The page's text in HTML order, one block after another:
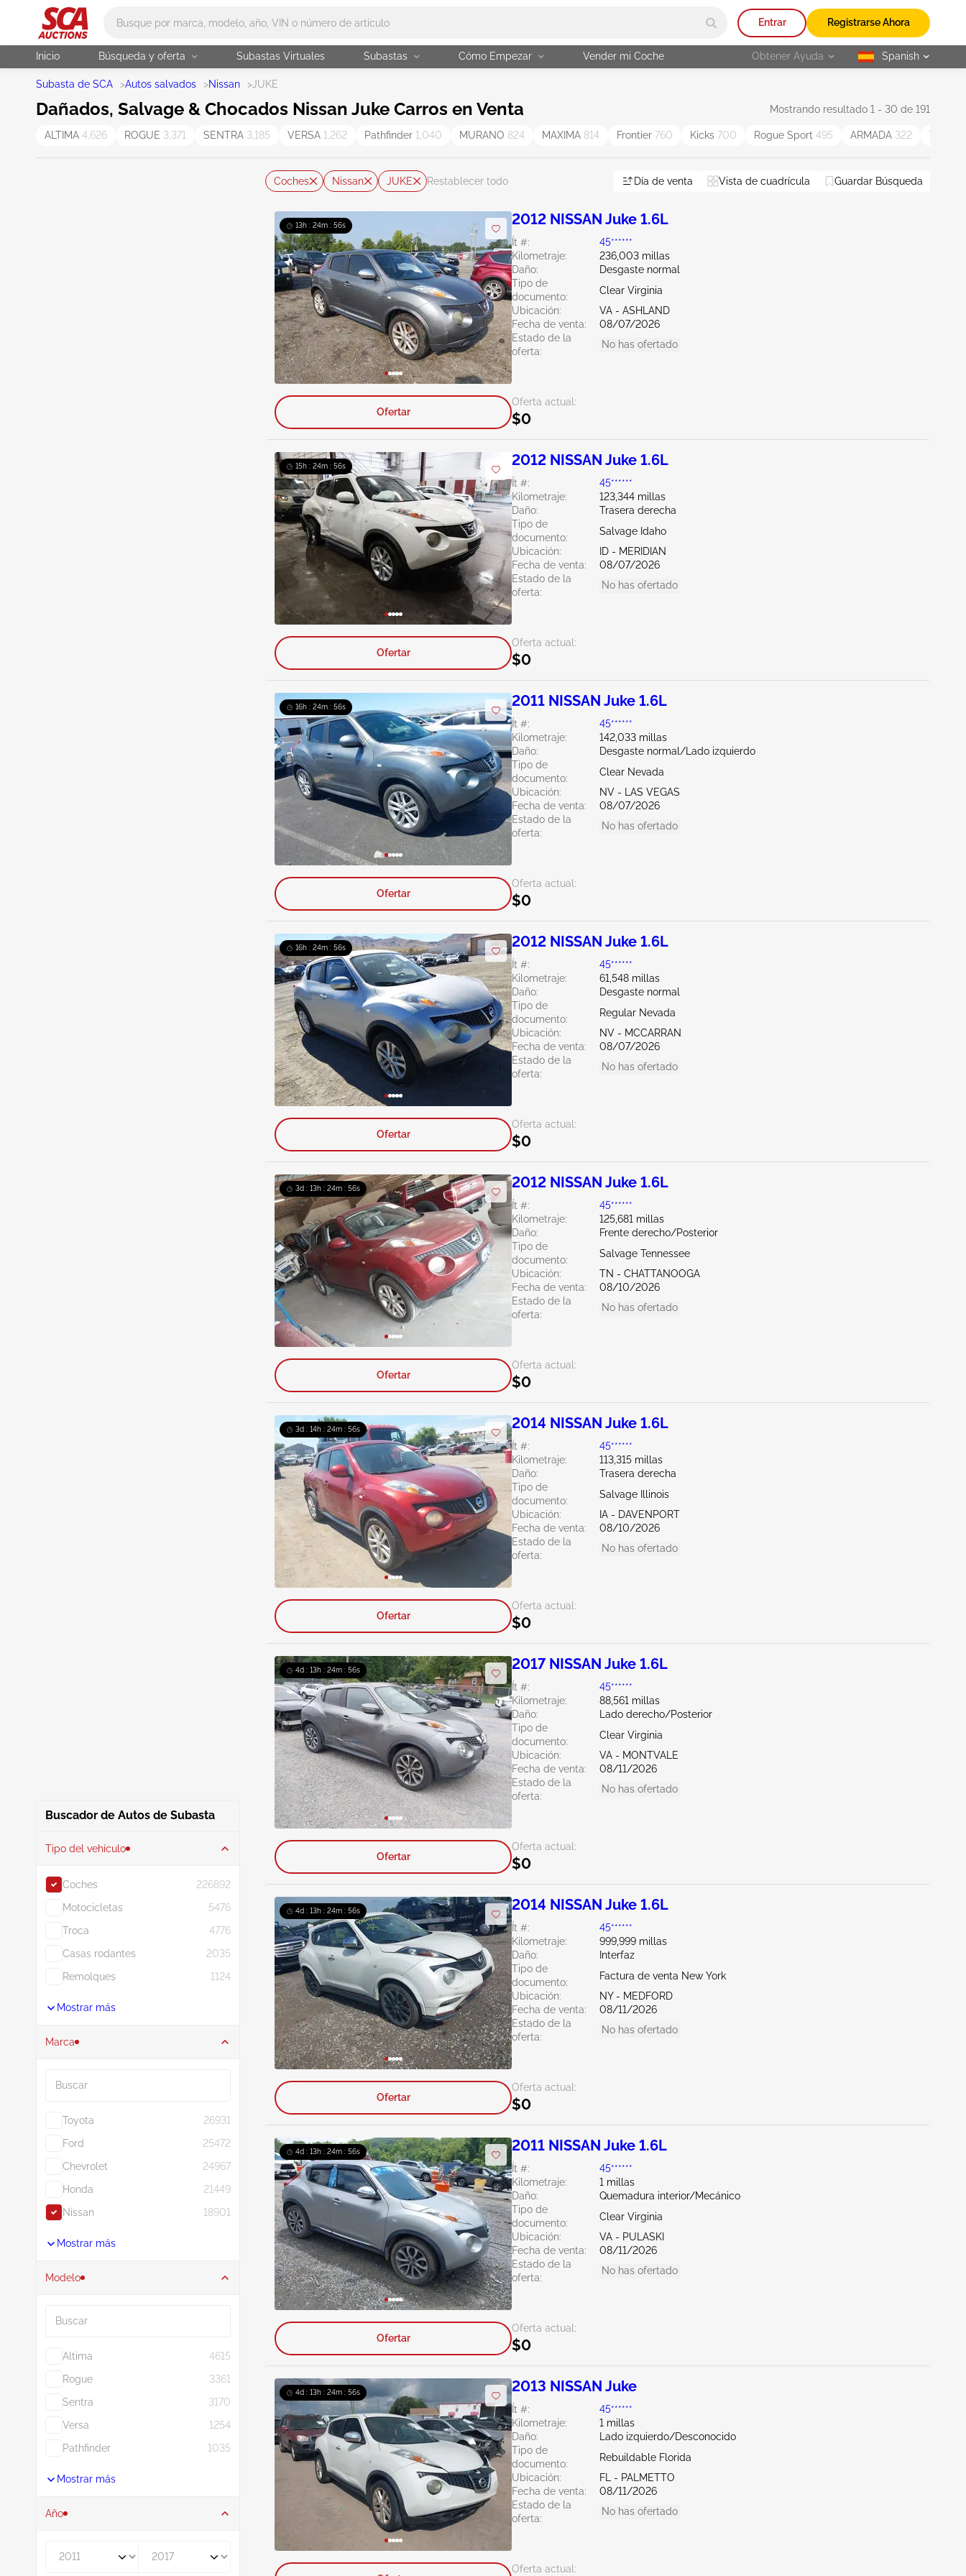
Entrar Registrarse Ahora
Inicio Búsqueda y oferta Subastas Virtuales Subastas Cómo Empezar Vender mi Coche Obtener Ayuda selected
Spanish
Subasta de SCA >Autos salvados >Nissan > JUKE
Dañados, Salvage & Chocados Nissan Juke Carros en Venta Mostrando resultado 1 - 30 de 191
ALTIMA 4,626 ROGUE 3,371 SENTRA 3,185 VERSA 1,262 Pathfinder 1,040 MURANO 824 MAXIMA 814 Frontier 760 Kicks 700 Rogue Sport 495 ARMADA 322 Titan
Buscador de Autos de Subasta
Tipo del vehículo
Coches
226892
Motocicletas
5476
Troca
4776
Casas rodantes
2035
Remolques
1124
Mostrar más
Marca
Toyota
26931
Ford
25472
Chevrolet
24967
Honda
21449
Nissan
18901
Mostrar más
Modelo
Altima
4615
Rogue
3361
Sentra
3170
Versa
1254
Pathfinder
1035
Mostrar más
Año
Coches Nissan JUKE Restablecer todo Día de venta Vista de cuadrícula Guardar Búsqueda
13h : 24m : 55s 2012 NISSAN Juke 1.6L
Ít #:
45******
Kilometraje:
236,003 millas
Daño:
Desgaste normal
Tipo de
documento:
Clear Virginia
Ubicación:
VA - ASHLAND
Fecha de venta:
08/07/2026
Estado de la
oferta:
No has ofertado
Oferta actual:
$0
Ofertar
15h : 24m : 55s 2012 NISSAN Juke 1.6L
Ít #:
45******
Kilometraje:
123,344 millas
Daño:
Trasera derecha
Tipo de
documento:
Salvage Idaho
Ubicación:
ID - MERIDIAN
Fecha de venta:
08/07/2026
Estado de la
oferta:
No has ofertado
Oferta actual:
$0
Ofertar
16h : 24m : 55s 2011 NISSAN Juke 1.6L
Ít #:
45******
Kilometraje:
142,033 millas
Daño:
Desgaste normal/Lado izquierdo
Tipo de
documento:
Clear Nevada
Ubicación:
NV - LAS VEGAS
Fecha de venta:
08/07/2026
Estado de la
oferta:
No has ofertado
Oferta actual:
$0
Ofertar
16h : 24m : 55s 2012 NISSAN Juke 1.6L
Ít #:
45******
Kilometraje:
61,548 millas
Daño:
Desgaste normal
Tipo de
documento:
Regular Nevada
Ubicación:
NV - MCCARRAN
Fecha de venta:
08/07/2026
Estado de la
oferta:
No has ofertado
Oferta actual:
$0
Ofertar
3d : 13h : 24m : 55s 2012 NISSAN Juke 1.6L
Ít #:
45******
Kilometraje:
125,681 millas
Daño:
Frente derecho/Posterior
Tipo de
documento:
Salvage Tennessee
Ubicación:
TN - CHATTANOOGA
Fecha de venta:
08/10/2026
Estado de la
oferta:
No has ofertado
Oferta actual:
$0
Ofertar
3d : 14h : 24m : 55s 2014 NISSAN Juke 1.6L
Ít #:
45******
Kilometraje:
113,315 millas
Daño:
Trasera derecha
Tipo de
documento:
Salvage Illinois
Ubicación:
IA - DAVENPORT
Fecha de venta:
08/10/2026
Estado de la
oferta:
No has ofertado
Oferta actual:
$0
Ofertar
4d : 13h : 24m : 55s 2017 NISSAN Juke 1.6L
Ít #:
45******
Kilometraje:
88,561 millas
Daño:
Lado derecho/Posterior
Tipo de
documento:
Clear Virginia
Ubicación:
VA - MONTVALE
Fecha de venta:
08/11/2026
Estado de la
oferta:
No has ofertado
Oferta actual:
$0
Ofertar
4d : 13h : 24m : 55s 2014 NISSAN Juke 1.6L
Ít #:
45******
Kilometraje:
999,999 millas
Daño:
Interfaz
Tipo de
documento:
Factura de venta New York
Ubicación:
NY - MEDFORD
Fecha de venta:
08/11/2026
Estado de la
oferta:
No has ofertado
Oferta actual:
$0
Ofertar
4d : 13h : 24m : 55s 2011 NISSAN Juke 1.6L
Ít #:
45******
Kilometraje:
1 millas
Daño:
Quemadura interior/Mecánico
Tipo de
documento:
Clear Virginia
Ubicación:
VA - PULASKI
Fecha de venta:
08/11/2026
Estado de la
oferta:
No has ofertado
Oferta actual:
$0
Ofertar
4d : 13h : 24m : 55s 2013 NISSAN Juke
Ít #:
45******
Kilometraje:
1 millas
Daño:
Lado izquierdo/Desconocido
Tipo de
documento:
Rebuildable Florida
Ubicación:
FL - PALMETTO
Fecha de venta:
08/11/2026
Estado de la
oferta:
No has ofertado
Oferta actual: